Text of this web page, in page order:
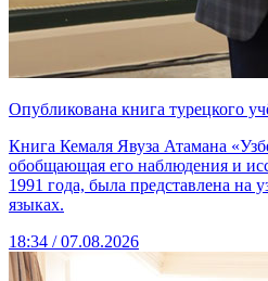
Опубликована книга турецкого
Книга Кемаля Явуза Атамана
обобщающая его наблюдения и
1991 года, была представлена на
языках.
18:34 / 07.08.2026